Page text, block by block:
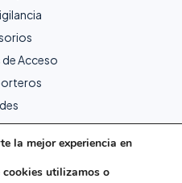
Acceso
Todos los derechos
la mejor experiencia en
cookies utilizamos o